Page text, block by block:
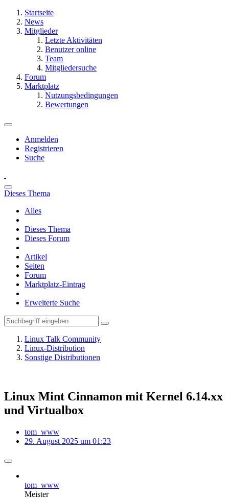
Startseite
News
Mitglieder
Letzte Aktivitäten
Benutzer online
Team
Mitgliedersuche
Forum
Marktplatz
Nutzungsbedingungen
Bewertungen
Anmelden
Registrieren
Suche
Dieses Thema
Alles
Dieses Thema
Dieses Forum
Artikel
Seiten
Forum
Marktplatz-Eintrag
Erweiterte Suche
Linux Talk Community
Linux-Distribution
Sonstige Distributionen
Linux Mint Cinnamon mit Kernel 6.14.xx
und Virtualbox
tom_www
29. August 2025 um 01:23
tom_www
Meister